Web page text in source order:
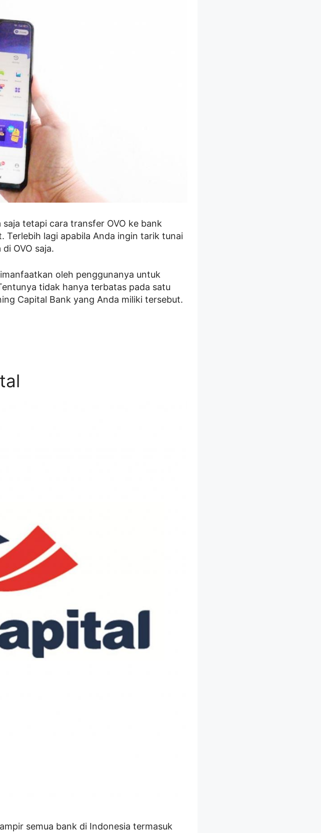
tetapi cara transfer OVO ke bank
Terlebih lagi apabila Anda ingin tarik tunai
OVO saja.
oleh penggunanya untuk
tidak hanya terbatas pada satu
Capital Bank yang Anda miliki tersebut.
semua bank di Indonesia termasuk